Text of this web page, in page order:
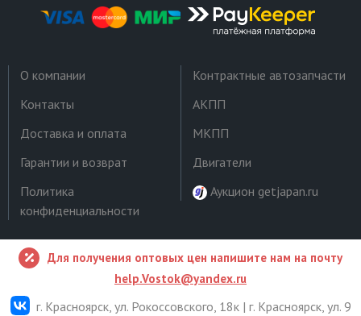
О компании
Контакты
Доставка и оплата
Гарантии и возврат
Политика
конфиденциальности
Контрактные автозапчасти
АКПП
МКПП
Двигатели
Аукцион getjapan.ru
Для получения оптовых цен напишите нам на почту
help.Vostok@yandex.ru
г. Красноярск, ул. Рокоссовского, 18к | г. Красноярск, ул. 9